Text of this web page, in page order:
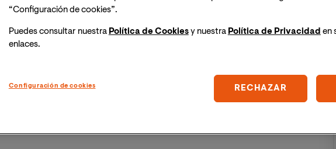
según sus conocimientos previos sobre la civilización que estén
arqueología es una
que considera varias ciencias. Entre ellas, están las que
“Configuración de cookies”.
Puedes consultar nuestra Política de Cookiesy nuestra Política de Privacidad en
enlaces.
Configuración de cookies RECHAZAR